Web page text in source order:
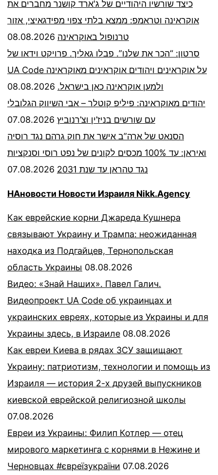
כיצד שורשיו היהודיים של ג'ארד קושנר מחברים את
אוקראינה וטראמפ: ממצא בלתי צפוי מפידגאיצי, אזור
טרנופול באוקראינה 08.08.2026
סרטון: “הכר את שלנו”. פבלו גאליך. פרויקט וידאו של
UA Code על אוקראינים ויהודים אוקראינים מאוקראינה
ולמען אוקראינה כאן בישראל. 08.08.2026
יהודים מאוקראינה: פיליפ קוטלר – אבי השיווק הגלובלי
עם שורשים בניז’ין וצ’רנוביץ 07.08.2026
הסנאט של ארה”ב אישר את חוק גרהם נגד רוסיה
ואיראן: עד 100% מכסים לקונים של נפט רוסי וסנקציות
נגד טהראן עד שנת 2031
07.08.2026
НАновости Новости Израиля Nikk.Agency
Как еврейские корни Джареда Кушнера
связывают Украину и Трампа: неожиданная
находка из Подгайцев, Тернопольская
область Украины 08.08.2026
Видео: «Знай Наших». Павел Галич.
Видеопроект UA Code об украинцах и
украинских евреях, которые из Украины и для
Украины здесь, в Израиле 08.08.2026
Как евреи Киева в рядах ЗСУ защищают
Украину: патриотизм, технологии и помощь из
Израиля — история 2-х друзей выпускников
киевской еврейской религиозной школы
07.08.2026
Евреи из Украины: Филип Котлер — отец
мирового маркетинга с корнями в Нежине и
Черновцах #євреїзукраїни 07.08.2026